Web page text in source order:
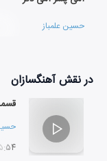
حسین علمباز
در نقشآهنگسازان